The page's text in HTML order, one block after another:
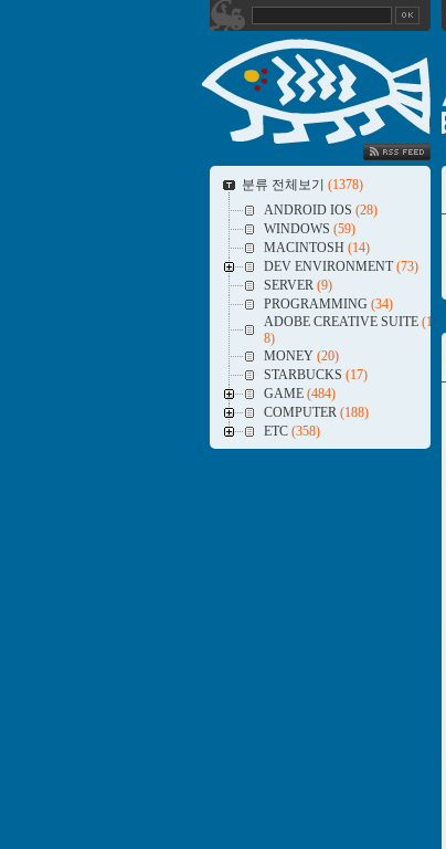
SS FEED
분류 전체보기 (1378)
ANDROID IOS (28)
WINDOWS (59)
MACINTOSH (14)
DEV ENVIRONMENT(73)
SERVER(9)
PROGRAMMING (34)
ADOBE CREATIVE SUITE(1
8)
MONEY(20)
STARBUCKS (17)
GAME(484)
COMPUTER(188)
ETC(358)